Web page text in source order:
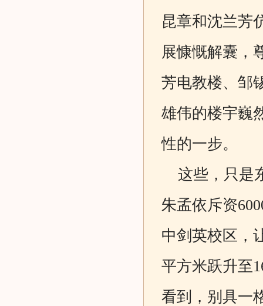
昆章和沈兰芳
展慷慨解囊，
芳电教楼、邹
雄伟的楼宇巍
性的一步。
这些，只是
朱孟依斥资
中剑英校区，
平方米跃升至
看到，别具一